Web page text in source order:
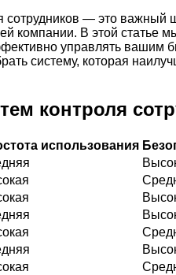
— это важный
компании. В этой статье
управлять вашим
систему, которая
контроля
использования